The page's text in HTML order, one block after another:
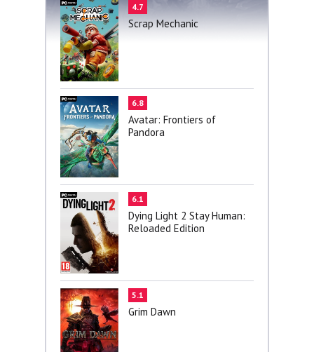
4.7
Scrap Mechanic
6.8
Avatar: Frontiers of
Pandora
6.1
Dying Light 2 Stay Human:
Reloaded Edition
5.1
Grim Dawn